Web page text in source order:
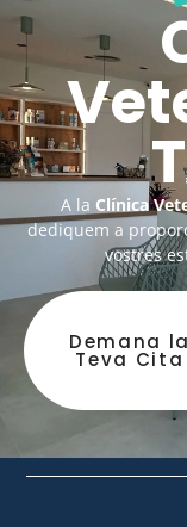
A la Clínica
dediquem a
vostres
Demana la
Teva Cita